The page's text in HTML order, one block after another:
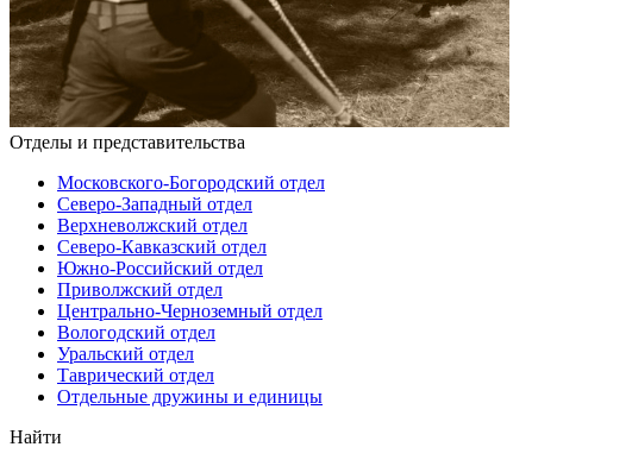
Отделы и представительства
Московского-Богородский отдел
Северо-Западный отдел
Верхневолжский отдел
Северо-Кавказский отдел
Южно-Российский отдел
Приволжский отдел
Центрально-Черноземный отдел
Вологодский отдел
Уральский отдел
Таврический отдел
Отдельные дружины и единицы
Найти